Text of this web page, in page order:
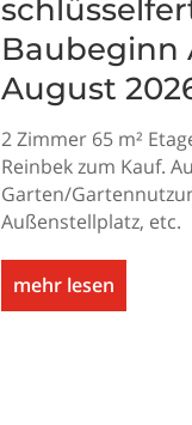
Baubeginn
August
2 Zimmer 65 m²
Reinbek zum Kauf.
Garten/
Außenstellplatz, etc.
mehr lesen